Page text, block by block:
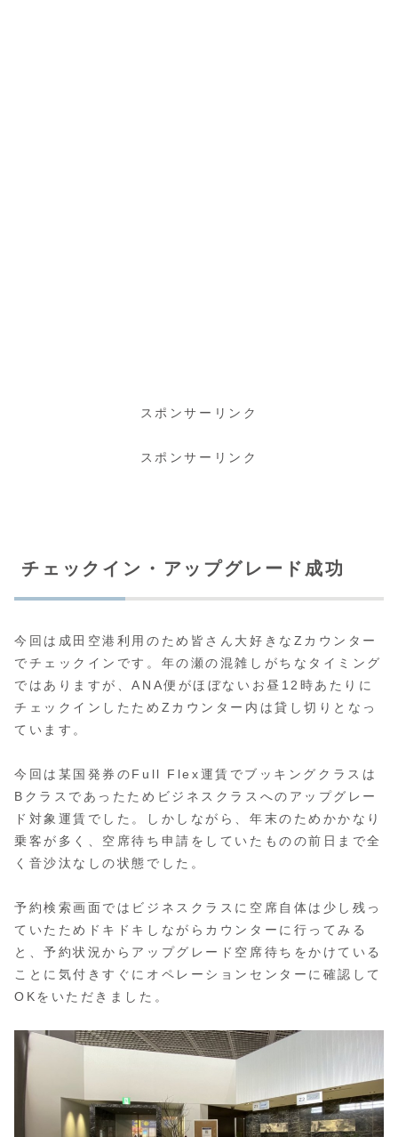
スポンサーリンク
スポンサーリンク
チェッ クイン・アップグレード成功
今回は成田空港利用のため皆さん大好きなZカウンター
でチェックインです。年の瀬の混雑しがちなタイミング
ではありますが、ANA便がほぼないお昼12時あたりに
チェックインしたためZカウンター内は貸し切りとなっ
ています。
今回は某国発券のFull Flex運賃でブッキングクラスは
Bクラスであったためビジネスクラスへのアップグレー
ド対象運賃でした。しかしながら、年末のためかかなり
乗客が多く、空席待ち申請をしていたものの前日まで全
く音沙汰なしの状態でした。
予約検索画面ではビジネスクラスに空席自体は少し残っ
ていたためドキドキしながらカウンターに行ってみる
と、予約状況からアップグレード空席待ちをかけている
ことに気付きすぐにオペレーションセンターに確認して
OKをいただきました。